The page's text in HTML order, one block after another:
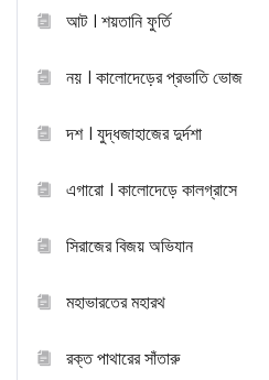
আট । শয়তানি ফুর্তি
নয় । কালোদেড়ের প্রভাতি ভোজ
দশ । যুদ্ধজাহাজের দুর্দশা
এগারো । কালোদেড়ে কালগ্রাসে
সিরাজের বিজয় অভিযান
মহাভারতের মহারথ
রক্ত পাথারের সাঁতারু